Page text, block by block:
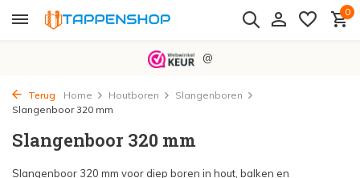
0
@
Terug Home Houtboren
Slangenboren
Slangenboor 320 mm
Slangenboor 320 mm
Slangenboor 320 mm voor diep boren in hout, balken en